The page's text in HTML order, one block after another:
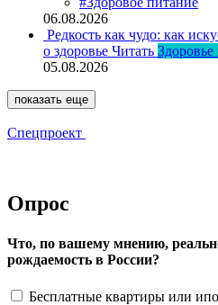
06.08.2026
Редкость как чудо: как
о здоровье Читать
05.08.2026
показать еще
Спецпроект
Опрос
Что, по вашему мнению,
рождаемость в России?
Бесплатные квартиры или